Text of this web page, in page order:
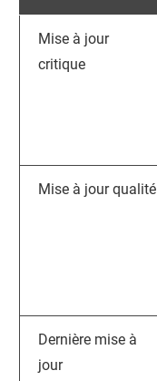
Mise à jour
critique
Mise à jour qualité
Dernière mise à
jour